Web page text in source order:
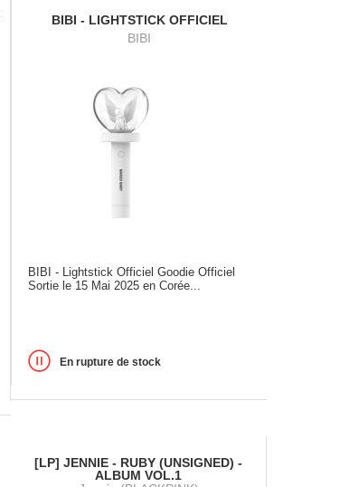
BIBI - LIGHTSTICK OFFICIEL
BIBI
BIBI - Lightstick Officiel Goodie Officiel
Sortie le 15 Mai 2025 en Corée...
En rupture de stock
[LP] JENNIE - RUBY (UNSIGNED) -
ALBUM VOL.1